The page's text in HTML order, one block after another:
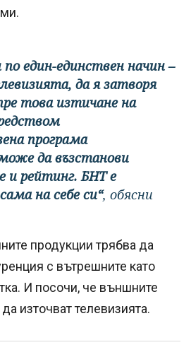
един-единствен начин –
да я затворя
това изтичане на
програма
да възстанови
и рейтинг. БНТ е
на себе си“, обясни
продукции трябва да
с вътрешните като
И посочи, че външните
източват телевизията.